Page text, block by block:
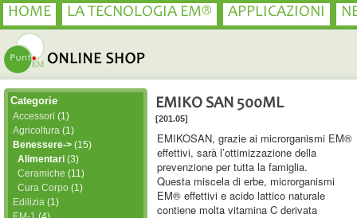
HOME LA TECNOLOGIA EM® APPLICAZIONI
EMIKO SAN 500ML
[201.05]
EMIKOSAN, grazie ai microrganismi EM®
effettivi, sarà l’ottimizzazione della
prevenzione per tutta la famiglia.
Questa miscela di erbe, microrganismi
EM® effettivi e acido lattico naturale
contiene molta vitamina C derivata
Categorie
Accessori (1)
Agricoltura (1)
Benessere-> (15)
Alimentari (3)
Ceramiche (11)
Cura Corpo (1)
Edilizia (1)